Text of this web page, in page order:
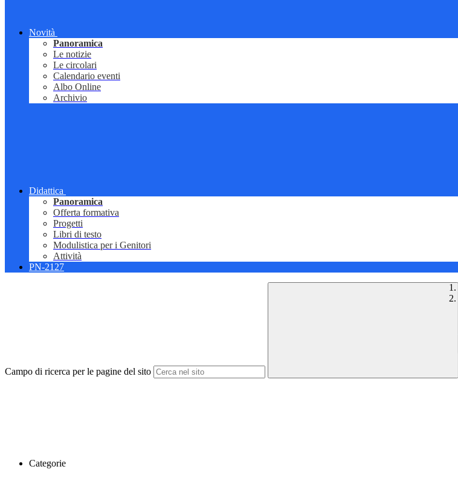
Novità
Panoramica
Le notizie
Le circolari
Calendario eventi
Albo Online
Archivio
Didattica
Panoramica
Offerta formativa
Progetti
Libri di testo
Modulistica per i Genitori
Attività
PN-2127
Campo di ricerca per le pagine del sito
Categorie